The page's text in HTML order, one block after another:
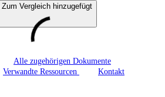
Zum Vergleich hinzugefügt
Alle zugehörigen Dokumente
Verwandte Ressourcen Kontakt